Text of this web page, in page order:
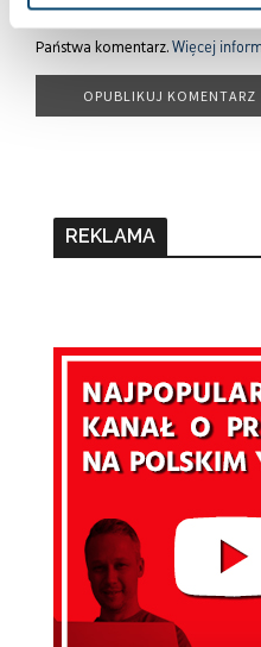
Fabryki w Polsce w celach
Państwa komentarz.Więcej
REKLAMA